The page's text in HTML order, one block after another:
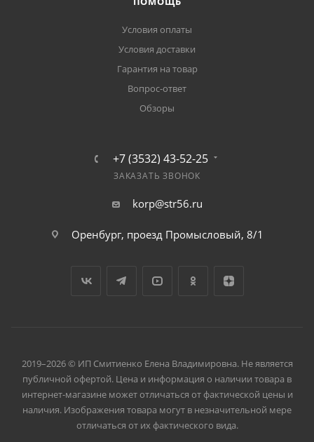
Условия оплаты
Условия доставки
Гарантия на товар
Вопрос-ответ
Обзоры
+7 (3532) 43-52-25
ЗАКАЗАТЬ ЗВОНОК
korp@str56.ru
Оренбург, проезд Промысловый, 8/1
2019–2026 © ИП Смитиенко Елена Владимировна. Не является
публичной офертой. Цена и информация о наличии товара в
интернет-магазине может отличаться от фактической цены и
наличия. Изображения товара могут в незначительной мере
отличаться от их фактического вида.